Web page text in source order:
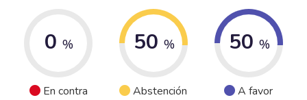
0 %
En contra
50 %
Abstención
50 %
A favor